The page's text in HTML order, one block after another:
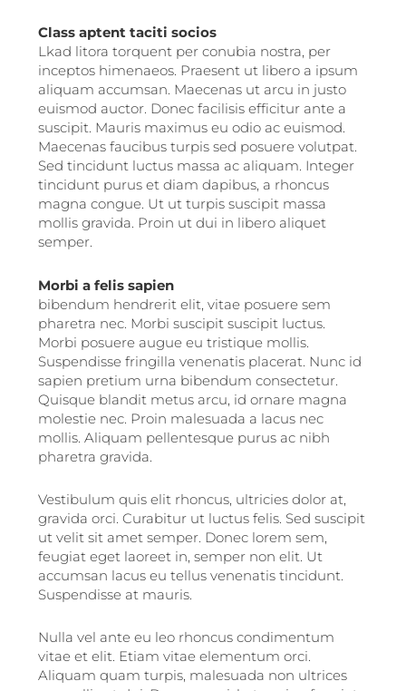
Class aptent taciti socios
Lkad litora torquent per conubia nostra, per
inceptos himenaeos. Praesent ut libero a ipsum
aliquam accumsan. Maecenas ut arcu in justo
euismod auctor. Donec facilisis efficitur ante a
suscipit. Mauris maximus eu odio ac euismod.
Maecenas faucibus turpis sed posuere volutpat.
Sed tincidunt luctus massa ac aliquam. Integer
tincidunt purus et diam dapibus, a rhoncus
magna congue. Ut ut turpis suscipit massa
mollis gravida. Proin ut dui in libero aliquet
semper.
Morbi a felis sapien
bibendum hendrerit elit, vitae posuere sem
pharetra nec. Morbi suscipit suscipit luctus.
Morbi posuere augue eu tristique mollis.
Suspendisse fringilla venenatis placerat. Nunc id
sapien pretium urna bibendum consectetur.
Quisque blandit metus arcu, id ornare magna
molestie nec. Proin malesuada a lacus nec
mollis. Aliquam pellentesque purus ac nibh
pharetra gravida.
Vestibulum quis elit rhoncus, ultricies dolor at,
gravida orci. Curabitur ut luctus felis. Sed suscipit
ut velit sit amet semper. Donec lorem sem,
feugiat eget laoreet in, semper non elit. Ut
accumsan lacus eu tellus venenatis tincidunt.
Suspendisse at mauris.
Nulla vel ante eu leo rhoncus condimentum
vitae et elit. Etiam vitae elementum orci.
Aliquam quam turpis, malesuada non ultrices